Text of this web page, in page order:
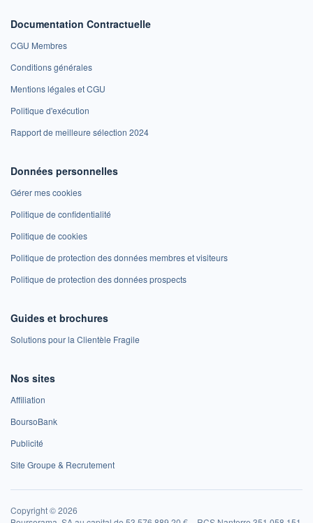
Documentation Contractuelle
CGU Membres
Conditions générales
Mentions légales et CGU
Politique d'exécution
Rapport de meilleure sélection 2024
Données personnelles
Gérer mes cookies
Politique de confidentialité
Politique de cookies
Politique de protection des données membres et visiteurs
Politique de protection des données prospects
Guides et brochures
Solutions pour la Clientèle Fragile
Nos sites
Affiliation
BoursoBank
Publicité
Site Groupe & Recrutement
Copyright © 2026